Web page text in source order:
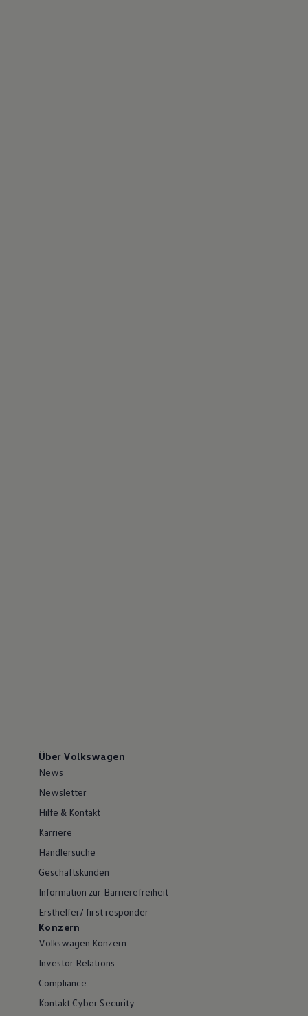
Über Volkswagen
News
Newsletter
Hilfe & Kontakt
Karriere
Händlersuche
Geschäftskunden
Information zur Barrierefreiheit
Ersthelfer/ first responder
Konzern
Volkswagen Konzern
Investor Relations
Compliance
Kontakt Cyber Security